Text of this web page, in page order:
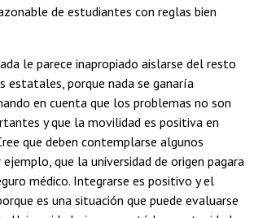
de estudiantes con reglas bien
le parece inapropiado aislarse del resto
estatales, porque nada se ganaría
en cuenta que los problemas no son
y que la movilidad es positiva en
que deben contemplarse algunos
que la universidad de origen pagara
médico. Integrarse es positivo y el
es una situación que puede evaluarse